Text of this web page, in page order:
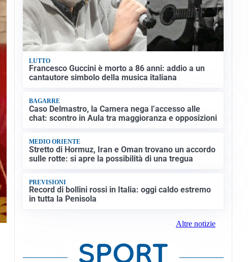
LUTTO
Francesco Guccini è morto a 86 anni: addio a un
cantautore simbolo della musica italiana
BAGARRE
Caso Delmastro, la Camera nega l’accesso alle
chat: scontro in Aula tra maggioranza e opposizioni
MEDIO ORIENTE
Stretto di Hormuz, Iran e Oman trovano un accordo
sulle rotte: si apre la possibilità di una tregua
PREVISIONI
Record di bollini rossi in Italia: oggi caldo estremo
in tutta la Penisola
Altre notizie